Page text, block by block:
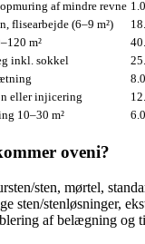
af mindre revne
flisearbejde (6–9 m²)
m²
inkl. sokkel
eller injicering
10–30 m²
oveni?
sten, mørtel,
sten/stenløsninger,
af belægning og